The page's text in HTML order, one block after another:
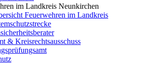
im Landkreis Neunkirchen
Feuerwehren im Landkreis
& Kreisrechtsausschuss